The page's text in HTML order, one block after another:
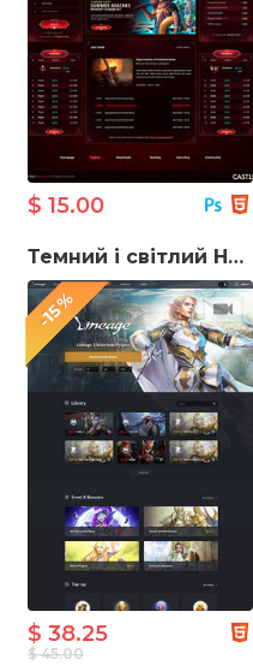
$ 15.00
-15%
Темний і світлий HTML-шаблон Lineage 2
$ 45.00
$ 38.25